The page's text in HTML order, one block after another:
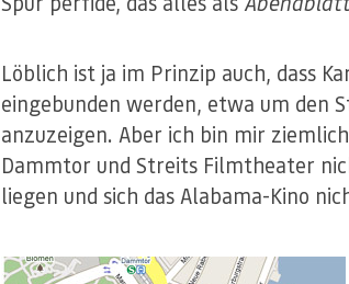
Löblich ist ja im Prinzip auch, dass
eingebunden werden, etwa um den
anzuzeigen. Aber ich bin mir
Dammtor und Streits Filmtheater
liegen und sich das Alabama-Kino